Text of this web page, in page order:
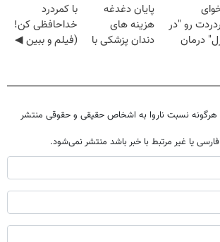
میلیون تومان!!!
تحمل میکنی؟❗
رو "در
درمان
پایان دغدغه
هزینه های
دندان پزشکی با
با کمردرد
خداحافظی کن!
(فیلم و ببین ◀
نسبت ناروا به اشخاص حقیقی و حقوقی منتشر
فارسی یا غیر مرتبط با خبر باشد منتشر نمی‌شود.